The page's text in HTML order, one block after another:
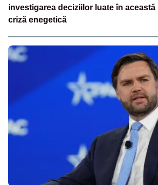
investigarea deciziilor luate în această
criză enegetică